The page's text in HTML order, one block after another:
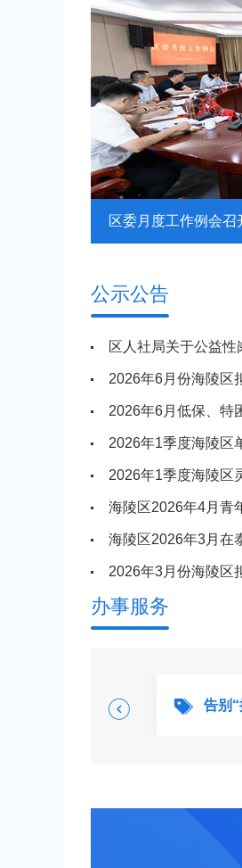
“宠”爱一夏，文明“童
公示公告
区人社局关于公益性
2026年6月份海陵区
2026年6月低保、特
2026年1季度海陵区
2026年1季度海陵区
海陵区2026年4月青
海陵区2026年3月在
2026年3月份海陵区
办事服务
告别“